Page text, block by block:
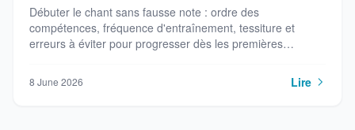
Débuter le chant sans fausse note : ordre des
compétences, fréquence d'entraînement, tessiture et
erreurs à éviter pour progresser dès les premières
8 June 2026 Lire